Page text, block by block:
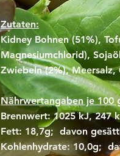
Zutaten:
Kidney Bohnen (51%),
Magnesiumchlorid),
Zwiebeln (2%), Meersalz,
Nährwertangaben je 100
Brennwert: 1025 kJ, 247
Fett: 18,7g; davon
Kohlenhydrate: 10,0g;